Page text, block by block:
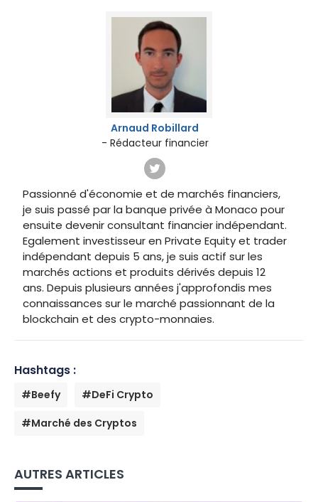
Arnaud Robillard
- Rédacteur financier
Passionné d'économie et de marchés financiers,
je suis passé par la banque privée à Monaco pour
ensuite devenir consultant financier indépendant.
Egalement investisseur en Private Equity et trader
indépendant depuis 5 ans, je suis actif sur les
marchés actions et produits dérivés depuis 12
ans. Depuis plusieurs années j'approfondis mes
connaissances sur le marché passionnant de la
blockchain et des crypto-monnaies.
Hashtags :
#Beefy
#DeFi Crypto
#Marché des Cryptos
AUTRES ARTICLES